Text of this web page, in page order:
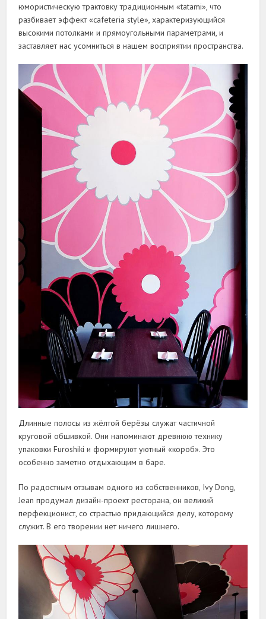
юмористическую трактовку традиционным «tatami», что
разбивает эффект «cafeteria style», характеризующийся
высокими потолками и прямоугольными параметрами, и
заставляет нас усомниться в нашем восприятии пространства.
Длинные полосы из жёлтой берёзы служат частичной
круговой обшивкой. Они напоминают древнюю технику
упаковки Furoshiki и формируют уютный «короб». Это
особенно заметно отдыхающим в баре.
По радостным отзывам одного из собственников, Ivy Dong,
Jean продумал дизайн-проект ресторана, он великий
перфекционист, со страстью придающийся делу, которому
служит. В его творении нет ничего лишнего.